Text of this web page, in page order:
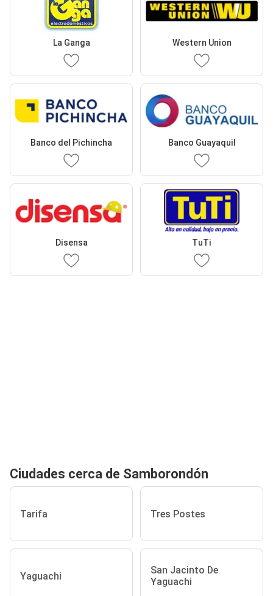
La Ganga Western Union
Banco del Pichincha Banco Guayaquil
Disensa TuTi
Ciudades cerca de Samborondón
Tarifa Tres Postes
Yaguachi
San Jacinto De
Yaguachi